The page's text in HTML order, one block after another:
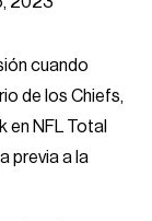
cuando
de los Chiefs,
en NFL Total
previa a la